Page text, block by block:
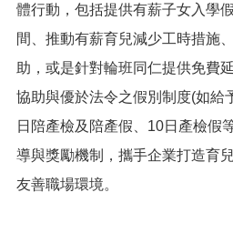
常
見
問
題
桃
園
入
口
體行動，包括提供有薪子女入學
間、推動有薪育兒減少工時措施
助，或是針對輪班同仁提供免費
協助與優於法令之假別制度(如給
日陪產檢及陪產假、10日產檢假
導與獎勵機制，攜手企業打造育
友善職場環境。